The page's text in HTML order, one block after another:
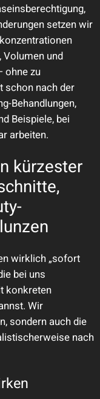
setzen wir
Volumen und
ohne zu
schon nach der
Behandlungen,
Beispiele, bei
arbeiten.
kürzester
wirklich „sofort
bei uns
konkreten
Wir
sondern auch die
nach